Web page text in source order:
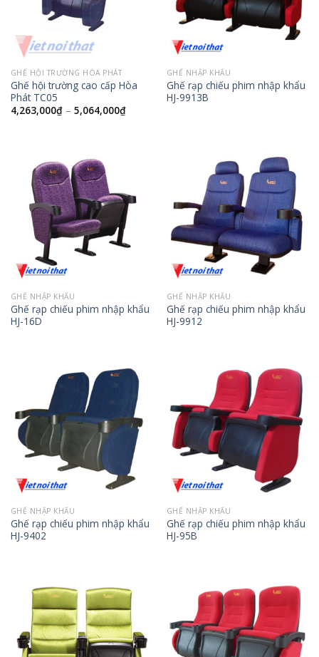
GHẾ HỘI TRƯỜNG HÒA PHÁT
Ghế hội trường cao cấp Hòa
Phát TC05
4,263,000₫– 5,064,000₫
GHẾ NHẬP KHẨU
Ghế rạp chiếu phim nhập khẩu
HJ-9913B
GHẾ NHẬP KHẨU
Ghế rạp chiếu phim nhập khẩu
HJ-16D
GHẾ NHẬP KHẨU
Ghế rạp chiếu phim nhập khẩu
HJ-9912
GHẾ NHẬP KHẨU
Ghế rạp chiếu phim nhập khẩu
HJ-9402
GHẾ NHẬP KHẨU
Ghế rạp chiếu phim nhập khẩu
HJ-95B